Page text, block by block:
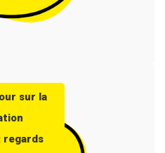
sur la
regards